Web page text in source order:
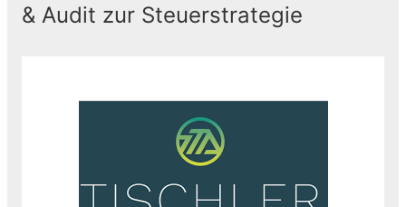
& Audit zur Steuerstrategie